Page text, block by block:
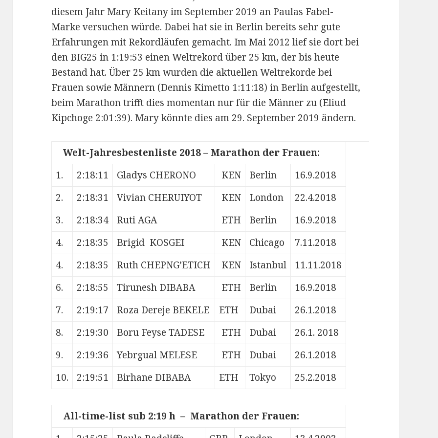
diesem Jahr Mary Keitany im September 2019 an Paulas Fabel-
Marke versuchen würde. Dabei hat sie in Berlin bereits sehr gute
Erfahrungen mit Rekordläufen gemacht. Im Mai 2012 lief sie dort bei
den BIG25 in 1:19:53 einen Weltrekord über 25 km, der bis heute
Bestand hat. Über 25 km wurden die aktuellen Weltrekorde bei
Frauen sowie Männern (Dennis Kimetto 1:11:18) in Berlin aufgestellt,
beim Marathon trifft dies momentan nur für die Männer zu (Eliud
Kipchoge 2:01:39). Mary könnte dies am 29. September 2019 ändern.
Welt-Jahresbestenliste 2018 – Marathon der Frauen:
1.
2:18:11 Gladys CHERONO KEN Berlin
16.9.2018
2.
2:18:31 Vivian CHERUIYOT KEN London
22.4.2018
3.
2:18:34 Ruti AGA ETH Berlin
16.9.2018
4.
2:18:35 Brigid KOSGEI KEN Chicago
7.11.2018
4.
2:18:35 Ruth CHEPNG’ETICH KEN Istanbul
11.11.2018
6.
2:18:55 Tirunesh DIBABA ETH Berlin
16.9.2018
7.
2:19:17 Roza Dereje BEKELE ETH Dubai
26.1.2018
8.
2:19:30 Boru Feyse TADESE ETH Dubai
26.1. 2018
9.
2:19:36 Yebrgual MELESE ETH Dubai
26.1.2018
10.
2:19:51 Birhane DIBABA ETH Tokyo 25.2.2018
All-time-list sub 2:19 h – Marathon der Frauen: